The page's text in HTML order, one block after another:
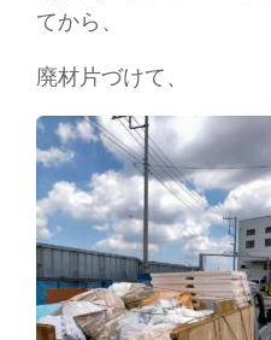
てから、
廃材片づけて、